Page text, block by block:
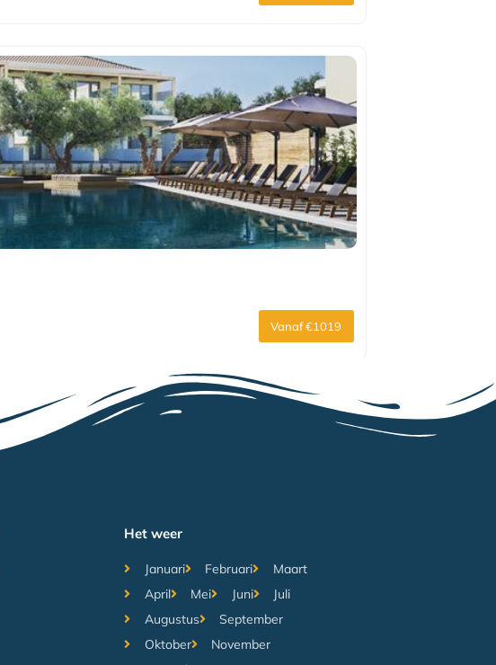
Vanaf €1019
Het weer
Januari Februari
Maart
April
Mei Juni
Juli
Augustus
September
Oktober
November